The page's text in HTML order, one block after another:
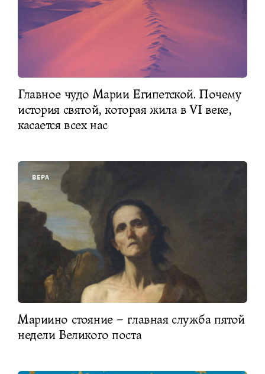
Главное чудо Марии Египетской. Почему
история святой, которая жила в VI веке,
касается всех нас
ВЕРА
Мариино стояние – главная служба пятой
недели Великого поста